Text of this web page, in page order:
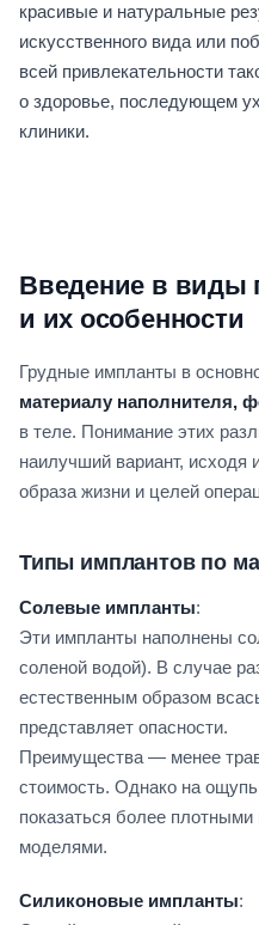
красивые и натуральные
искусственного вида или
всей привлекательности
о здоровье, последующем
клиники.
Введение в виды
и их особенности
Грудные импланты в
материалу наполнителя,
в теле. Понимание этих
наилучший вариант, исходя
образа жизни и целей
Типы имплантов по
Солевые импланты:
Эти импланты наполнены
соленой водой). В случае
естественным образом
представляет опасности.
Преимущества — менее
стоимость. Однако на
показаться более
моделями.
Силиконовые импланты: